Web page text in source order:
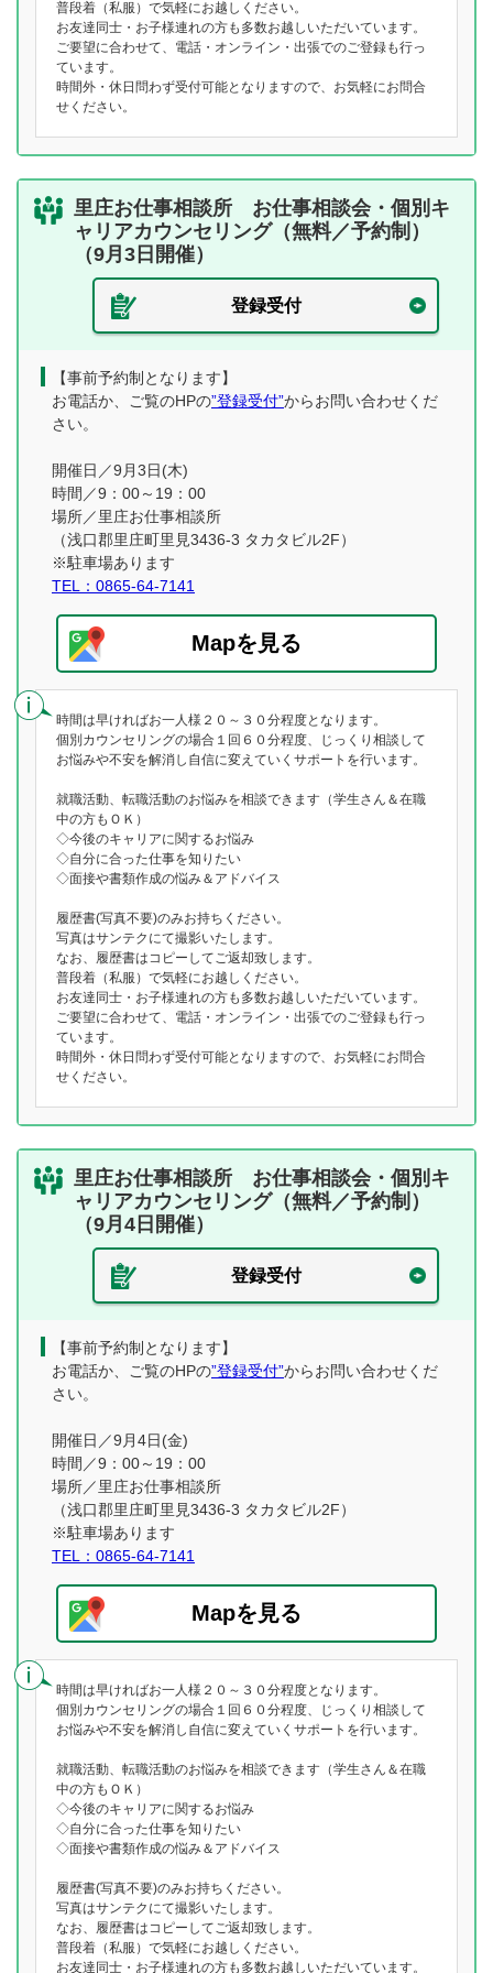
普段着（私服）で気軽にお越しください。
お友達同士・お子様連れの方も多数お越しいただいています。
ご要望に合わせて、電話・オンライン・出張でのご登録も行っ
ています。
時間外・休日問わず受付可能となりますので、お気軽にお問合
せください。
里庄お仕事相談所 お仕事相談会・個別キ
ャリアカウンセリング（無料／予約制）
（9月3日開催）
登録受付
【事前予約制となります】
お電話か、ご覧のHPの”登録受付”からお問い合わせくだ
さい。
開催日／9月3日(木)
時間／9：00～19：00
場所／里庄お仕事相談所
（浅口郡里庄町里見3436-3 タカタビル2F）
※駐車場あります
TEL：0865-64-7141
Mapを見る
時間は早ければお一人様２０～３０分程度となります。
個別カウンセリングの場合１回６０分程度、じっくり相談して
お悩みや不安を解消し自信に変えていくサポートを行います。
就職活動、転職活動のお悩みを相談できます（学生さん＆在職
中の方もＯＫ）
◇今後のキャリアに関するお悩み
◇自分に合った仕事を知りたい
◇面接や書類作成の悩み＆アドバイス
履歴書(写真不要)のみお持ちください。
写真はサンテクにて撮影いたします。
なお、履歴書はコピーしてご返却致します。
普段着（私服）で気軽にお越しください。
お友達同士・お子様連れの方も多数お越しいただいています。
ご要望に合わせて、電話・オンライン・出張でのご登録も行っ
ています。
時間外・休日問わず受付可能となりますので、お気軽にお問合
せください。
里庄お仕事相談所 お仕事相談会・個別キ
ャリアカウンセリング（無料／予約制）
（9月4日開催）
登録受付
【事前予約制となります】
お電話か、ご覧のHPの”登録受付”からお問い合わせくだ
さい。
開催日／9月4日(金)
時間／9：00～19：00
場所／里庄お仕事相談所
（浅口郡里庄町里見3436-3 タカタビル2F）
※駐車場あります
TEL：0865-64-7141
Mapを見る
時間は早ければお一人様２０～３０分程度となります。
個別カウンセリングの場合１回６０分程度、じっくり相談して
お悩みや不安を解消し自信に変えていくサポートを行います。
就職活動、転職活動のお悩みを相談できます（学生さん＆在職
中の方もＯＫ）
◇今後のキャリアに関するお悩み
◇自分に合った仕事を知りたい
◇面接や書類作成の悩み＆アドバイス
履歴書(写真不要)のみお持ちください。
写真はサンテクにて撮影いたします。
なお、履歴書はコピーしてご返却致します。
普段着（私服）で気軽にお越しください。
お友達同士・お子様連れの方も多数お越しいただいています。